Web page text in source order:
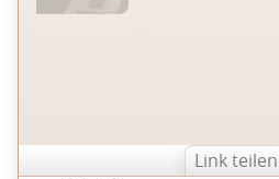
Link teilen